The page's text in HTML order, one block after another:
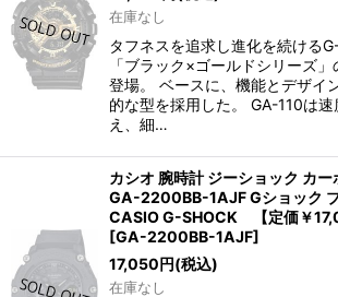
在庫なし
タフネスを追求し進化を続ける
「ブラック×ゴールドシリーズ
登場。 ベースに、機能とデザイ
的な型を採用した。 GA-110は
え、細…
カシオ 腕時計 ジーショック カ
GA-2200BB-1AJF Gショック
CASIO G-SHOCK 【定価￥
[GA-2200BB-1AJF]
17,050円(税込)
在庫なし